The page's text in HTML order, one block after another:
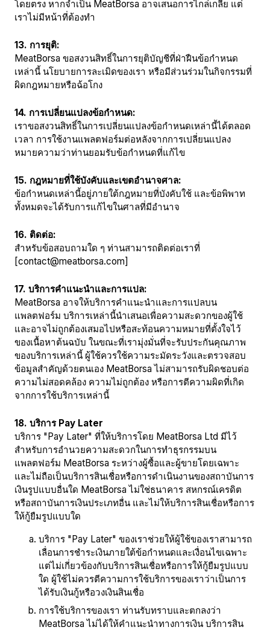
โดยตรง หากจำเป็น MeatBorsa อาจเสนอการไกล่เกลี่ย แต่
เราไม่มีหน้าที่ต้องทำ
13. การยุติ:
MeatBorsa ขอสงวนสิทธิ์ในการยุติบัญชีที่ฝ่าฝืนข้อกำหนด
เหล่านี้ นโยบายการละเมิดของเรา หรือมีส่วนร่วมในกิจกรรมที่
ผิดกฎหมายหรือฉ้อโกง
14. การเปลี่ยนแปลงข้อกำหนด:
เราขอสงวนสิทธิ์ในการเปลี่ยนแปลงข้อกำหนดเหล่านี้ได้ตลอด
เวลา การใช้งานแพลตฟอร์มต่อหลังจากการเปลี่ยนแปลง
หมายความว่าท่านยอมรับข้อกำหนดที่แก้ไข
15. กฎหมายที่ใช้บังคับและเขตอำนาจศาล:
ข้อกำหนดเหล่านี้อยู่ภายใต้กฎหมายที่บังคับใช้ และข้อพิพาท
ทั้งหมดจะได้รับการแก้ไขในศาลที่มีอำนาจ
16. ติดต่อ:
สำหรับข้อสอบถามใด ๆ ท่านสามารถติดต่อเราที่
[contact@meatborsa.com]
17. บริการคำแนะนำและการแปล:
MeatBorsa อาจให้บริการคำแนะนำและการแปลบน
แพลตฟอร์ม บริการเหล่านี้นำเสนอเพื่อความสะดวกของผู้ใช้
และอาจไม่ถูกต้องเสมอไปหรือสะท้อนความหมายที่ตั้งใจไว้
ของเนื้อหาต้นฉบับ ในขณะที่เรามุ่งมั่นที่จะรับประกันคุณภาพ
ของบริการเหล่านี้ ผู้ใช้ควรใช้ความระมัดระวังและตรวจสอบ
ข้อมูลสำคัญด้วยตนเอง MeatBorsa ไม่สามารถรับผิดชอบต่อ
ความไม่สอดคล้อง ความไม่ถูกต้อง หรือการตีความผิดที่เกิด
จากการใช้บริการเหล่านี้
18. บริการ Pay Later
บริการ "Pay Later" ที่ให้บริการโดย MeatBorsa Ltd มีไว้
สำหรับการอำนวยความสะดวกในการทำธุรกรรมบน
แพลตฟอร์ม MeatBorsa ระหว่างผู้ซื้อและผู้ขายโดยเฉพาะ
และไม่ถือเป็นบริการสินเชื่อหรือการดำเนินงานของสถาบันการ
เงินรูปแบบอื่นใด MeatBorsa ไม่ใช่ธนาคาร สหกรณ์เครดิต
หรือสถาบันการเงินประเภทอื่น และไม่ให้บริการสินเชื่อหรือการ
ให้กู้ยืมรูปแบบใด
บริการ "Pay Later" ของเราช่วยให้ผู้ใช้ของเราสามารถ
เลื่อนการชำระเงินภายใต้ข้อกำหนดและเงื่อนไขเฉพาะ
แต่ไม่เกี่ยวข้องกับบริการสินเชื่อหรือการให้กู้ยืมรูปแบบ
ใด ผู้ใช้ไม่ควรตีความการใช้บริการของเราว่าเป็นการ
ได้รับเงินกู้หรือวงเงินสินเชื่อ
การใช้บริการของเรา ท่านรับทราบและตกลงว่า
MeatBorsa ไม่ได้ให้คำแนะนำทางการเงิน บริการสิน